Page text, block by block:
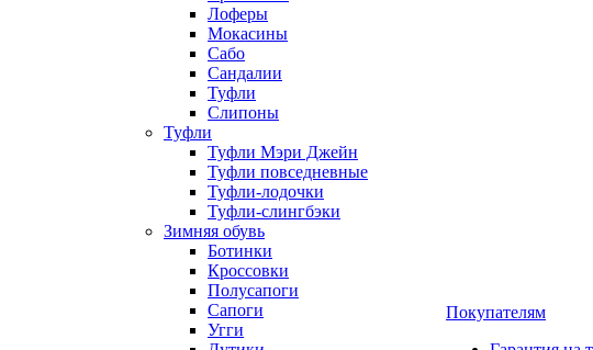
Лоферы
Мокасины
Сабо
Сандалии
Туфли
Слипоны
Туфли
Туфли Мэри Джейн
Туфли повседневные
Туфли-лодочки
Туфли-слингбэки
Зимняя обувь
Ботинки
Кроссовки
Полусапоги
Сапоги
Угги
Покупателям